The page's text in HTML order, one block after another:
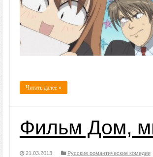
Читать далее »
Фильм Дом,
21.03.2013 Русские романтические комедии